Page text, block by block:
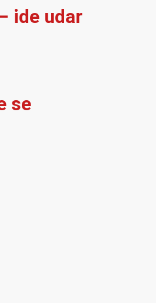
ide udar
se